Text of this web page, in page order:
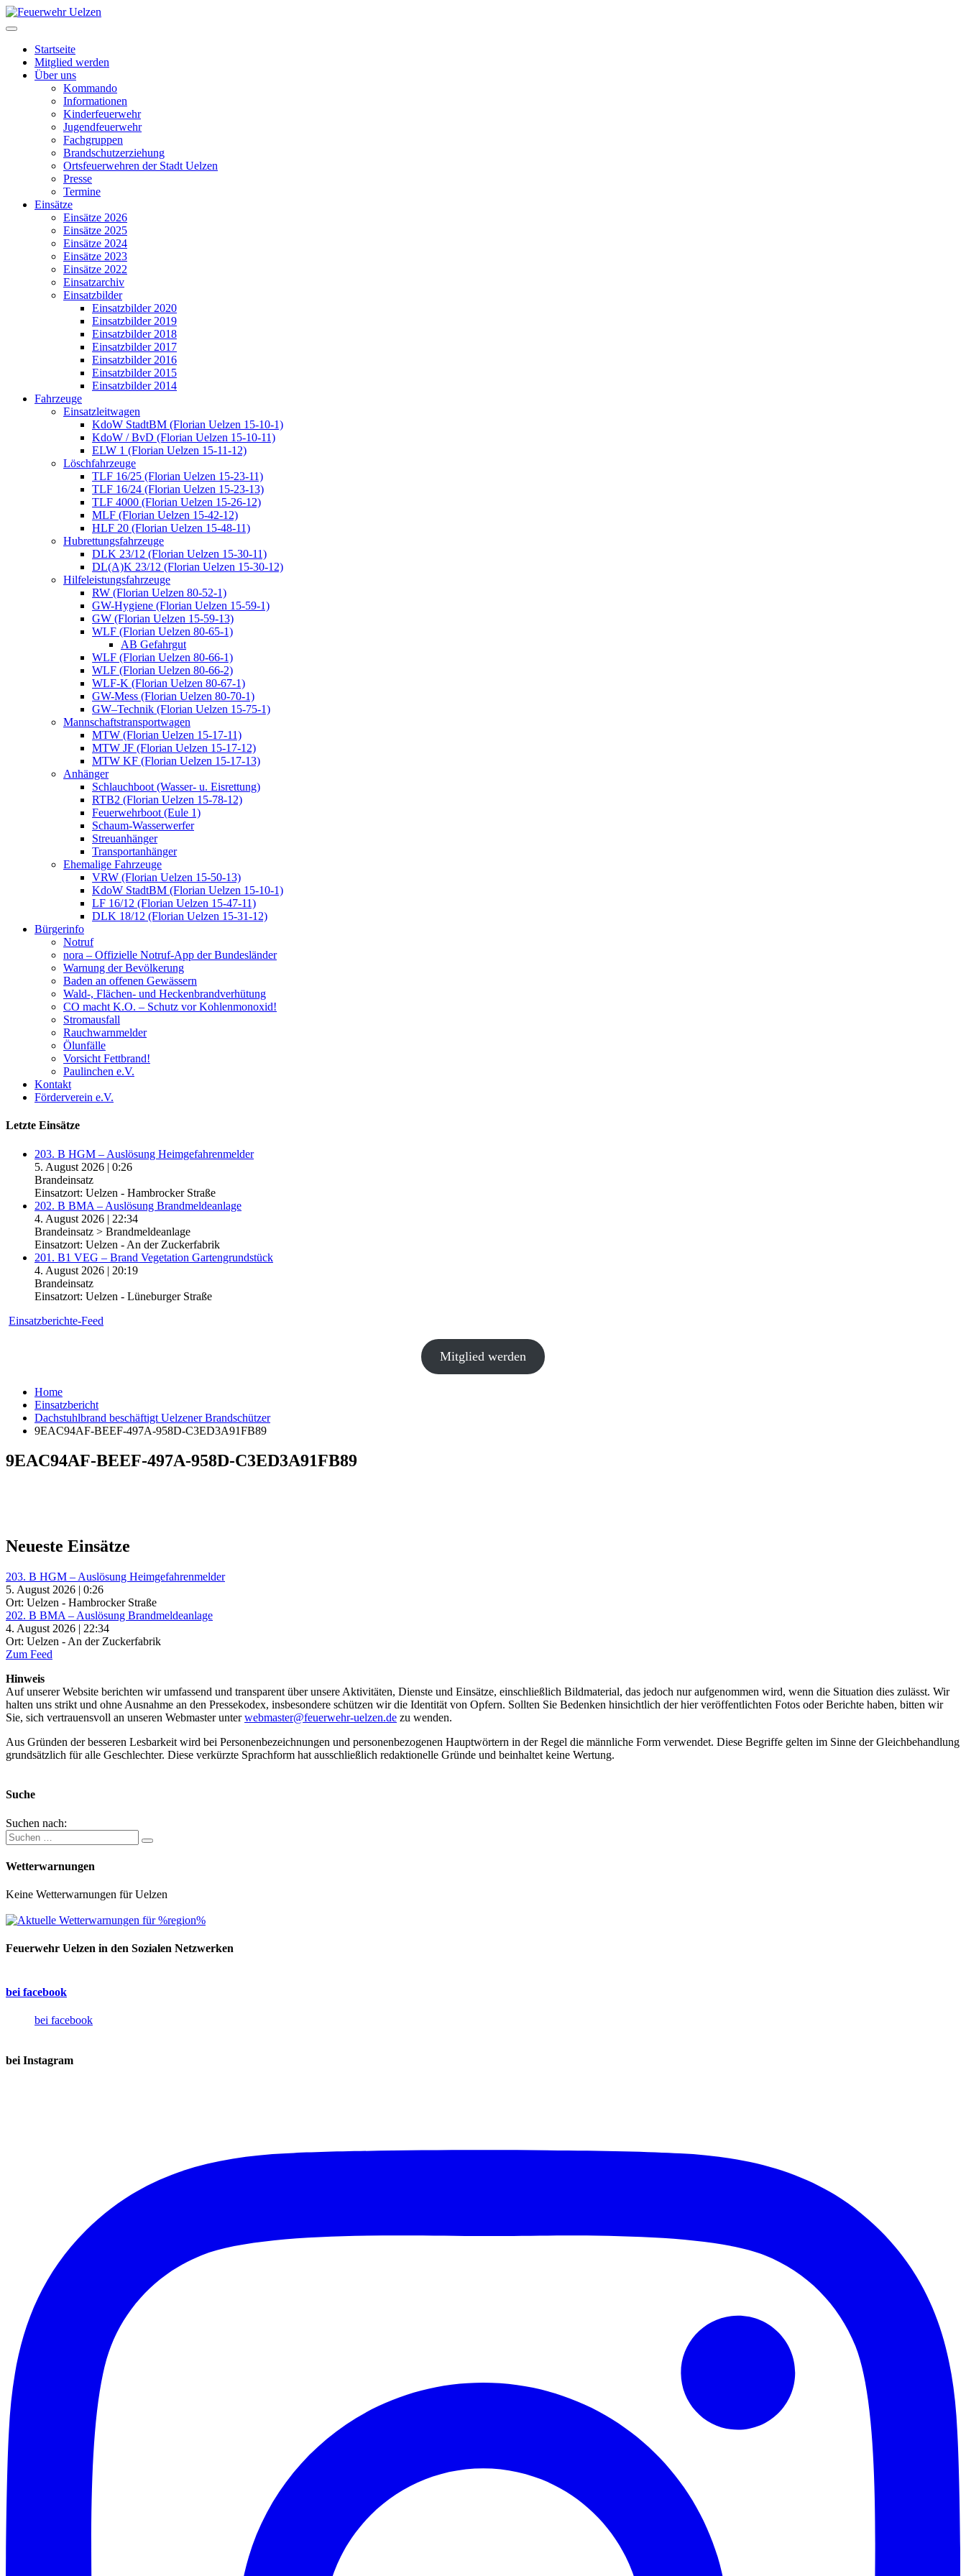
Startseite
Mitglied werden
Über uns
Kommando
Informationen
Kinderfeuerwehr
Jugendfeuerwehr
Fachgruppen
Brandschutzerziehung
Ortsfeuerwehren der Stadt Uelzen
Presse
Termine
Einsätze
Einsätze 2026
Einsätze 2025
Einsätze 2024
Einsätze 2023
Einsätze 2022
Einsatzarchiv
Einsatzbilder
Einsatzbilder 2020
Einsatzbilder 2019
Einsatzbilder 2018
Einsatzbilder 2017
Einsatzbilder 2016
Einsatzbilder 2015
Einsatzbilder 2014
Fahrzeuge
Einsatzleitwagen
KdoW StadtBM (Florian Uelzen 15-10-1)
KdoW / BvD (Florian Uelzen 15-10-11)
ELW 1 (Florian Uelzen 15-11-12)
Löschfahrzeuge
TLF 16/25 (Florian Uelzen 15-23-11)
TLF 16/24 (Florian Uelzen 15-23-13)
TLF 4000 (Florian Uelzen 15-26-12)
MLF (Florian Uelzen 15-42-12)
HLF 20 (Florian Uelzen 15-48-11)
Hubrettungsfahrzeuge
DLK 23/12 (Florian Uelzen 15-30-11)
DL(A)K 23/12 (Florian Uelzen 15-30-12)
Hilfeleistungsfahrzeuge
RW (Florian Uelzen 80-52-1)
GW-Hygiene (Florian Uelzen 15-59-1)
GW (Florian Uelzen 15-59-13)
WLF (Florian Uelzen 80-65-1)
AB Gefahrgut
WLF (Florian Uelzen 80-66-1)
WLF (Florian Uelzen 80-66-2)
WLF-K (Florian Uelzen 80-67-1)
GW-Mess (Florian Uelzen 80-70-1)
GW–Technik (Florian Uelzen 15-75-1)
Mannschaftstransportwagen
MTW (Florian Uelzen 15-17-11)
MTW JF (Florian Uelzen 15-17-12)
MTW KF (Florian Uelzen 15-17-13)
Anhänger
Schlauchboot (Wasser- u. Eisrettung)
RTB2 (Florian Uelzen 15-78-12)
Feuerwehrboot (Eule 1)
Schaum-Wasserwerfer
Streuanhänger
Transportanhänger
Ehemalige Fahrzeuge
VRW (Florian Uelzen 15-50-13)
KdoW StadtBM (Florian Uelzen 15-10-1)
LF 16/12 (Florian Uelzen 15-47-11)
DLK 18/12 (Florian Uelzen 15-31-12)
Bürgerinfo
Notruf
nora – Offizielle Notruf-App der Bundesländer
Warnung der Bevölkerung
Baden an offenen Gewässern
Wald-, Flächen- und Heckenbrandverhütung
CO macht K.O. – Schutz vor Kohlenmonoxid!
Stromausfall
Rauchwarnmelder
Ölunfälle
Vorsicht Fettbrand!
Paulinchen e.V.
Kontakt
Förderverein e.V.
Letzte Einsätze
203. B HGM – Auslösung Heimgefahrenmelder
5. August 2026 | 0:26
Brandeinsatz
Einsatzort: Uelzen - Hambrocker Straße
202. B BMA – Auslösung Brandmeldeanlage
4. August 2026 | 22:34
Brandeinsatz > Brandmeldeanlage
Einsatzort: Uelzen - An der Zuckerfabrik
201. B1 VEG – Brand Vegetation Gartengrundstück
4. August 2026 | 20:19
Brandeinsatz
Einsatzort: Uelzen - Lüneburger Straße
Einsatzberichte-Feed
Mitglied werden
Home
Einsatzbericht
Dachstuhlbrand beschäftigt Uelzener Brandschützer
9EAC94AF-BEEF-497A-958D-C3ED3A91FB89
9EAC94AF-BEEF-497A-958D-C3ED3A91FB89
Neueste Einsätze
203. B HGM – Auslösung Heimgefahrenmelder
5. August 2026 | 0:26
Ort: Uelzen - Hambrocker Straße
202. B BMA – Auslösung Brandmeldeanlage
4. August 2026 | 22:34
Ort: Uelzen - An der Zuckerfabrik
Zum Feed
Hinweis
Auf unserer Website berichten wir umfassend und transparent über unsere Aktivitäten, Dienste und Einsätze, einschließlich Bildmaterial, das jedoch nur aufgenommen wird, wenn die Situation dies zulässt. Wir
halten uns strikt und ohne Ausnahme an den Pressekodex, insbesondere schützen wir die Identität von Opfern. Sollten Sie Bedenken hinsichtlich der hier veröffentlichten Fotos oder Berichte haben, bitten wir
Sie, sich vertrauensvoll an unseren Webmaster unterwebmaster@feuerwehr-uelzen.de zu wenden.
Aus Gründen der besseren Lesbarkeit wird bei Personenbezeichnungen und personenbezogenen Hauptwörtern in der Regel die männliche Form verwendet. Diese Begriffe gelten im Sinne der Gleichbehandlung
grundsätzlich für alle Geschlechter. Diese verkürzte Sprachform hat ausschließlich redaktionelle Gründe und beinhaltet keine Wertung.
Suche
Suchen nach:
Wetterwarnungen
Keine Wetterwarnungen für Uelzen
Feuerwehr Uelzen in den Sozialen Netzwerken
bei facebook
bei facebook
bei Instagram